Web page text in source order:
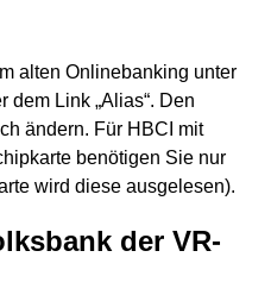
alten Onlinebanking unter
dem Link „Alias“. Den
ändern. Für HBCI mit
benötigen Sie nur
wird diese ausgelesen).
der VR-